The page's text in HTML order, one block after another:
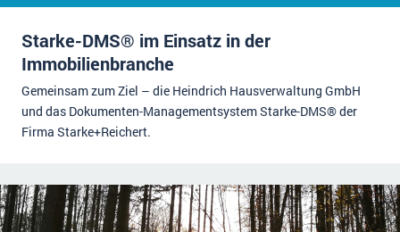
Starke-DMS® im Einsatz in der
Immobilienbranche
Gemeinsam zum Ziel – die Heindrich Hausverwaltung GmbH
und das Dokumenten-Managementsystem Starke-DMS® der
Firma Starke+Reichert.